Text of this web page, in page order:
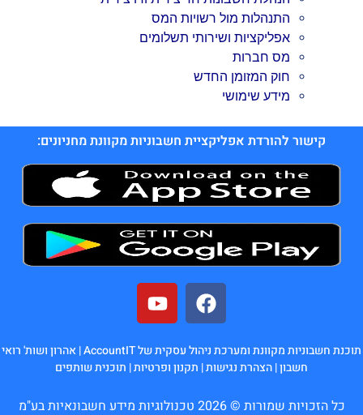
התנהלות מול רשויות המס
אפליקציות ושירותי תשלומים
מס חברות
חוק המזומן החדש
מידע שימושי
קישור להורדת אפליקציית חשבוניות מקוונת מחניונים:
תוכנת חשבוניות מקוונת ומערכת ניהול עסקית של AccountIT |
אהרון ושות' רואי
חשבון|הצהרת נגישות| תקנון ופרטיות| תוכנית שותפים
כל הזכויות שמורות © 2026 טכנולוגיות מידע חשבונאיות בע"מ